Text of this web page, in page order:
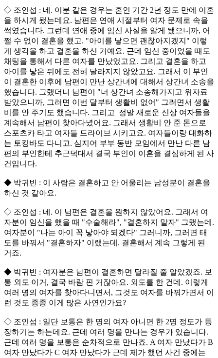
◇ 조인섭 : 네. 이분 같은 경우는 혼인 기간 2년 정도 만에 이혼
을 하시게 됐는데요. 남편은 연애 시절부터 여자 문제로 속을
썩였습니다. 그런데 연애 중에 임신 사실을 알게 됐으니까, 어
쩔 수 없이 결혼을 했고. "아이를 낳으면 괜찮아지겠지" 이렇
게 생각을 하고 결혼을 하신 거예요. 근데 임신 중이었을 때도
채팅을 통해서 다른 여자를 만났었고요. 그리고 결혼을 하고
아이를 낳은 뒤에도 전혀 달라지지 않았고요. 그래서 이 부인
이 결혼한 이후에 남편이 만난 상간녀에 대해서 상간녀 소송을
했습니다. 그랬더니 남편이 "너 상간녀 소송해가지고 위자료
받았으니까, 그러면 이번 달부터 생활비 없어" 그러면서 생활
비를 안 주기도 했습니다. 그리고 정말 새로운 신상 여자들을
계속해서 남편이 찾아다녔어요. 그래서 생활비 안 준 돈으로
스포츠카 타고 여자들 드라이브 시키고요. 여자들이랑 대화하
는 토킹바도 다니고. 심지어 부부 동반 모임에서 만난 다른 남
편의 부인한테 추근덕대서 결국 부인이 이혼을 결심하게 된 사
건입니다.
◆ 박귀빈 : 이 사람은 결혼하고 안 어울리는 남성분이 결혼을
하신 것 같아요.
◇ 조인섭 : 네. 이 남편은 결혼을 원하지 않았어요. 그래서 여
자분이 임신을 했을 때 "수술해라", "결혼하지 말자" 그랬는데.
여자분이 "나는 아이 꼭 낳아야 되겠다" 그러니까, 그러면 태
도를 바꿔서 "결혼하자" 이랬는데. 결혼해서 계속 그렇게 된
거죠.
◆ 박귀빈 : 여자분은 남편이 결혼하면 달라질 줄 알았겠죠. 보
통 외도 이거, 결국 바람 핀 거잖아요. 외도를 한 건데. 이렇게
여러 명의 여자를 찾아다니면서, 그것도 여자를 바꿔가면서 이
런 것도 종종 이게 많은 사연인가요?
◇ 조인섭 : 일단 보통은 한 명의 여자 아니면 한 2명 정도가 등
장하기는 하는데요. 근데 여러 명을 만나는 경우가 있습니다.
근데 여러 명을 보통은 순차적으로 만나죠. A 여자 만났다가 B
여자 만났다가 C 여자 만났다가 근데 제가 했던 사건 중에는